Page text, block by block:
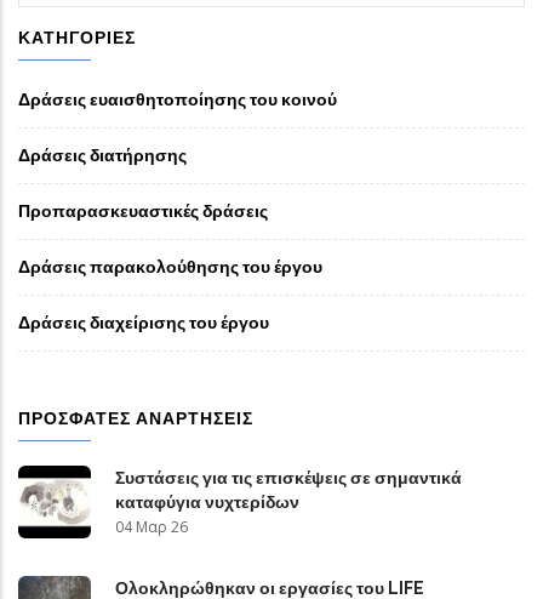
ΚΑΤΗΓΟΡΊΕΣ
Δράσεις ευαισθητοποίησης του κοινού
Δράσεις διατήρησης
Προπαρασκευαστικές δράσεις
Δράσεις παρακολούθησης του έργου
Δράσεις διαχείρισης του έργου
ΠΡΌΣΦΑΤΕΣ ΑΝΑΡΤΉΣΕΙΣ
Συστάσεις για τις επισκέψεις σε σημαντικά
καταφύγια νυχτερίδων
04 Μαρ 26
Ολοκληρώθηκαν οι εργασίες του LIFE